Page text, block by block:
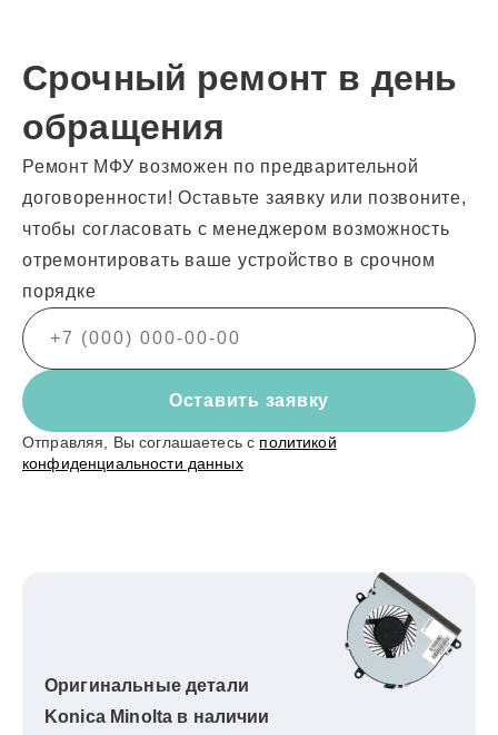
Срочный ремонт в день
обращения
Ремонт МФУ возможен по предварительной
договоренности! Оставьте заявку или позвоните,
чтобы согласовать с менеджером возможность
отремонтировать ваше устройство в срочном
порядке
Оставить заявку
Отправляя, Вы соглашаетесь с политикой
конфиденциальности данных
Оригинальные детали
Konica Minolta в наличии